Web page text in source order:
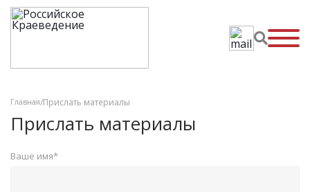
info@rk.ru
Поиск
Главная/Прислать материалы
Прислать материалы
Ваше имя*